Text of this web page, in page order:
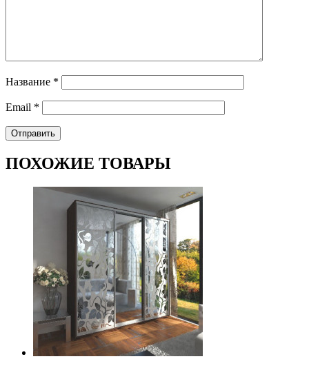
Название *
Email *
ПОХОЖИЕ ТОВАРЫ